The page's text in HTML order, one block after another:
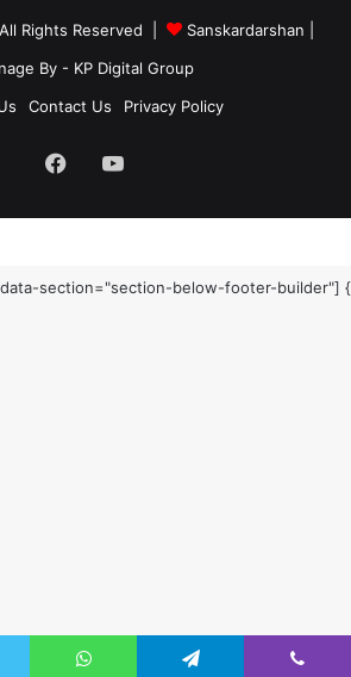
By - KP Digital Group
Contact Us Privacy Policy